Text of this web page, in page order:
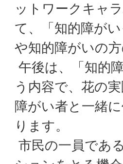
ットワークキャ
て、「知的障が
や知的障がいの
午後は、「知的
う内容で、花の
障がい者と一緒
ります。
市民の一員であ